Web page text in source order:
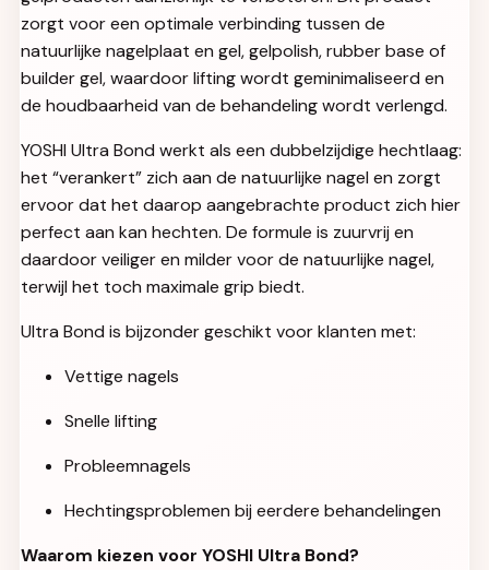
zorgt voor een optimale verbinding tussen de
natuurlijke nagelplaat en gel, gelpolish, rubber base of
builder gel, waardoor lifting wordt geminimaliseerd en
de houdbaarheid van de behandeling wordt verlengd.
YOSHI Ultra Bond werkt als een dubbelzijdige hechtlaag:
het “verankert” zich aan de natuurlijke nagel en zorgt
ervoor dat het daarop aangebrachte product zich hier
perfect aan kan hechten. De formule is zuurvrij en
daardoor veiliger en milder voor de natuurlijke nagel,
terwijl het toch maximale grip biedt.
Ultra Bond is bijzonder geschikt voor klanten met:
Vettige nagels
Snelle lifting
Probleemnagels
Hechtingsproblemen bij eerdere behandelingen
Waarom kiezen voor YOSHI Ultra Bond?